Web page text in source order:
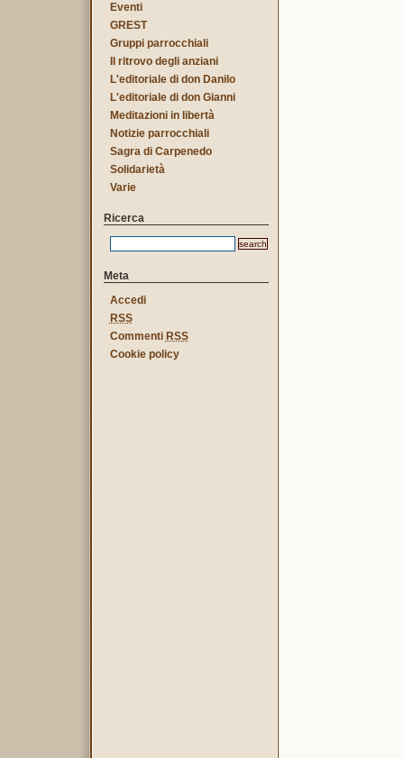
Eventi
GREST
Gruppi parrocchiali
Il ritrovo degli anziani
L'editoriale di don Danilo
L'editoriale di don Gianni
Meditazioni in libertà
Notizie parrocchiali
Sagra di Carpenedo
Solidarietà
Varie
Ricerca
Meta
Accedi
RSS
Commenti RSS
Cookie policy